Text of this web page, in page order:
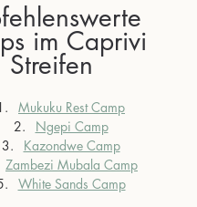
im Caprivi
Streifen
Mukuku Rest Camp
Ngepi Camp
Kazondwe Camp
Zambezi Mubala Camp
White Sands Camp